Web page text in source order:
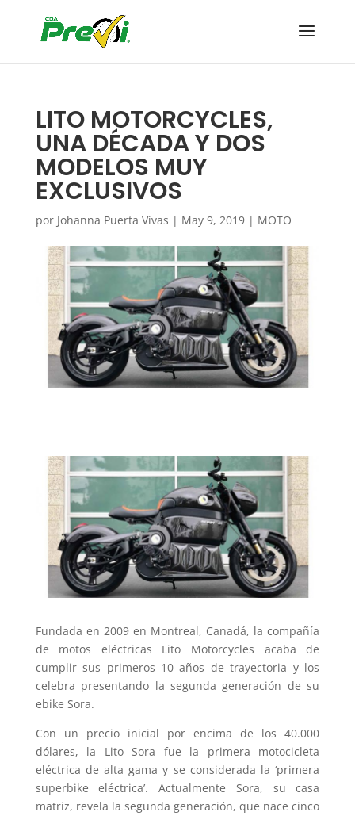
LITO MOTORCYCLES,
UNA DÉCADA Y DOS
MODELOS MUY
EXCLUSIVOS
por Johanna Puerta Vivas | May 9, 2019| MOTO
Fundada en 2009 en Montreal, Canadá, la compañía
de motos eléctricas Lito Motorcycles acaba de
cumplir sus primeros 10 años de trayectoria y los
celebra presentando la segunda generación de su
ebike Sora.
Con un precio inicial por encima de los 40.000
dólares, la Lito Sora fue la primera motocicleta
eléctrica de alta gama y se considerada la ‘primera
superbike eléctrica’. Actualmente Sora, su casa
matriz, revela la segunda generación, que nace cinco